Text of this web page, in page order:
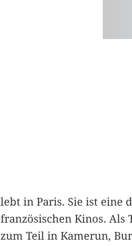
lebt in Paris. Sie ist eine
französischen Kinos. Als
zum Teil in Kamerun,